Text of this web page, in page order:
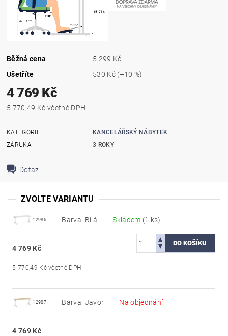
Běžná cena
5 299 Kč
Ušetříte
530 Kč (–10 %)
4 769 Kč
5 770,49 Kč včetně DPH
KATEGORIE
KANCELÁŘSKÝ NÁBYTEK
ZÁRUKA
3 ROKY
Dotaz
ZVOLTE VARIANTU
12986 Barva: Bílá Skladem (1 ks)
4 769 Kč
5 770,49 Kč včetně DPH
12987 Barva: Javor Na objednání
4 769 Kč